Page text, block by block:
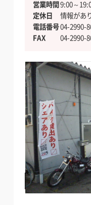
安全安心の個人間の
インバウンドへの対応
加盟店になりたい方
安全安心の個人
インバウンドへ
加盟店になりたい
営業時間9:00～
定休日
情報があ
電話番号04-2990-
FAX
04-2990-
料金・店舗詳細を